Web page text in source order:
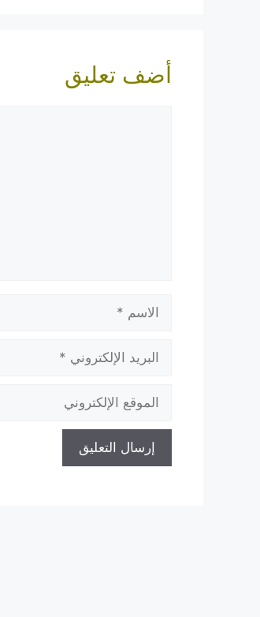
أضف تعليق
الاسم
البريد
الإلكتروني
الموقع
الإلكتروني